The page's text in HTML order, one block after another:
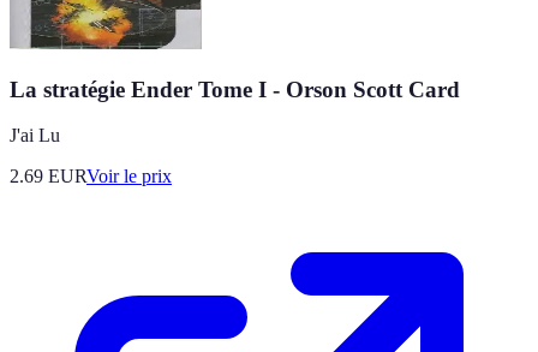
La stratégie Ender Tome I - Orson Scott Card
J'ai Lu
2.69 EURVoir le prix